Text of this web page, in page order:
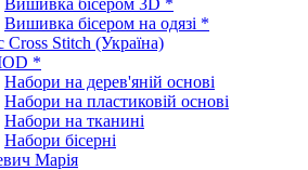
Вишивка бісером на одязі *
Cross Stitch (Україна)
*
Набори на дерев'яній основі
Набори на пластиковій основі
Набори на тканині
Набори бісерні
Марія